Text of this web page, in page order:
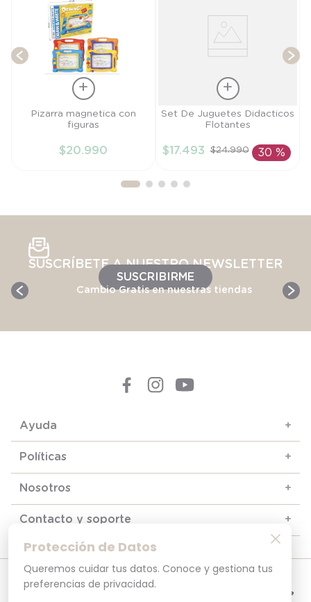
Protección de Datos
Queremos cuidar tus datos. Conoce y gestiona tus
preferencias de privacidad.
TallaPizarra magnetica con
figuras
$20.990
Talla
AÑADIR AL
Set De Juguetes Didacticos
Flotantes
$17.493 $24.990 30 %
SUSCRÍBETE A NUESTRO NEWSLETTER
SUSCRIBIRME
Cambio Gratis en nuestras tiendas
Ayuda +
Políticas +
Nosotros +
Contacto y soporte +
© 2025. Todos los derechos reservados
Por tu seguridad, recuerda revisar siempre en tu navegador que el sitio que
visitas sea la versión oficial. La dirección opaline.cl es la única del sitio oficial de